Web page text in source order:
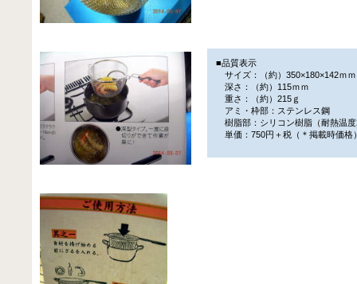
■品質表示
サイズ：（約）350×180×142ｍｍ
深さ：（約）115ｍｍ
重さ：（約）215ｇ
アミ・枠部：ステンレス鋼
樹脂部：シリコン樹脂（耐熱温
単価：750円＋税（＊掲載時価格